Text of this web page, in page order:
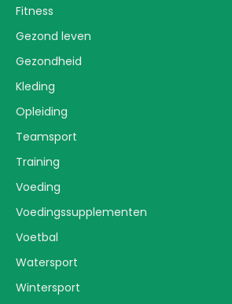
Fitness
Gezond leven
Gezondheid
Kleding
Opleiding
Teamsport
Training
Voeding
Voedingssupplementen
Voetbal
Watersport
Wintersport